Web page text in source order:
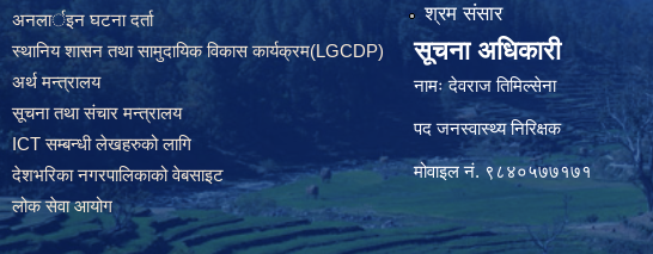
अनलार्इन घटना दर्ता
स्थानिय शासन तथा सामुदायिक विकास कार्यक्रम(LGCDP)
अर्थ मन्त्रालय
सूचना तथा संचार मन्त्रालय
ICT सम्बन्धी लेखहरुको लागि
देशभरिका नगरपालिकाको वेबसाइट
लोक सेवा आयोग
श्रम संसार
सूचना अधिकारी
नामः देवराज तिमिल्सेना
पद जनस्वास्थ्य निरिक्षक
मोवाइल नं. ९८४०५७७१७१